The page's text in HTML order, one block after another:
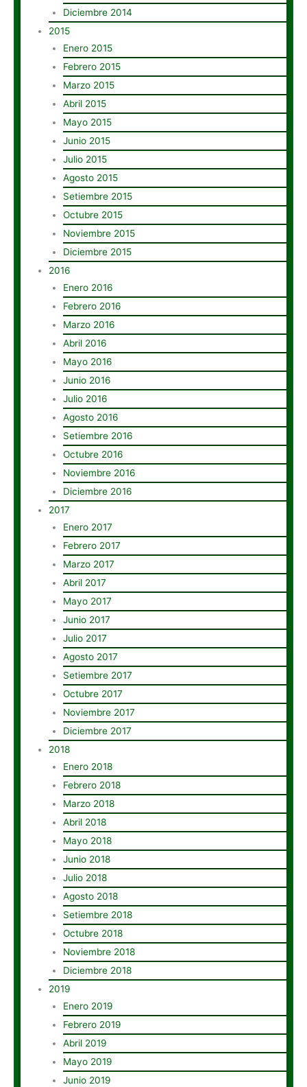
Diciembre 2014
2015
Enero 2015
Febrero 2015
Marzo 2015
Abril 2015
Mayo 2015
Junio 2015
Julio 2015
Agosto 2015
Setiembre 2015
Octubre 2015
Noviembre 2015
Diciembre 2015
2016
Enero 2016
Febrero 2016
Marzo 2016
Abril 2016
Mayo 2016
Junio 2016
Julio 2016
Agosto 2016
Setiembre 2016
Octubre 2016
Noviembre 2016
Diciembre 2016
2017
Enero 2017
Febrero 2017
Marzo 2017
Abril 2017
Mayo 2017
Junio 2017
Julio 2017
Agosto 2017
Setiembre 2017
Octubre 2017
Noviembre 2017
Diciembre 2017
2018
Enero 2018
Febrero 2018
Marzo 2018
Abril 2018
Mayo 2018
Junio 2018
Julio 2018
Agosto 2018
Setiembre 2018
Octubre 2018
Noviembre 2018
Diciembre 2018
2019
Enero 2019
Febrero 2019
Abril 2019
Mayo 2019
Junio 2019